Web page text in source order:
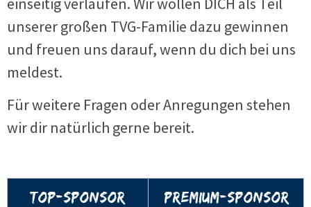
unserer großen TVG-Familie dazu gewinnen
und freuen uns darauf, wenn du dich bei uns
meldest.
Für weitere Fragen oder Anregungen stehen
wir dir natürlich gerne bereit.
Top-Sponsor Premium-Sponsor